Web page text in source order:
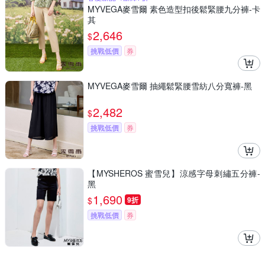
MYVEGA麥雪爾 素色造型扣後鬆緊腰九分褲-卡
其
$2,646
挑戰低價 券
MYVEGA麥雪爾 抽繩鬆緊腰雪紡八分寬褲-黑
$2,482
挑戰低價 券
【MYSHEROS 蜜雪兒】涼感字母刺繡五分褲-
黑
$1,690 9折
挑戰低價 券